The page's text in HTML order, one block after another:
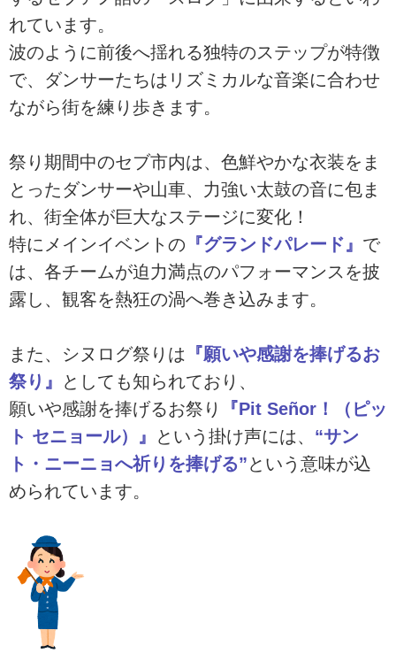
れています。
波のように前後へ揺れる独特のステップが特徴
で、ダンサーたちはリズミカルな音楽に合わせ
ながら街を練り歩きます。
祭り期間中のセブ市内は、色鮮やかな衣装をま
とったダンサーや山車、力強い太鼓の音に包ま
れ、街全体が巨大なステージに変化！
特にメインイベントの 『グランドパレード』 で
は、各チームが迫力満点のパフォーマンスを披
露し、観客を熱狂の渦へ巻き込みます。
また、シヌログ祭りは 『願いや感謝を捧げるお
祭り』
としても知られており、
願いや感謝を捧げるお祭り
『Pit Señor！（ピッ
ト セニョール）』
という掛け声には、 “サン
ト・ニーニョへ祈りを捧げる”という意味が込
められています。